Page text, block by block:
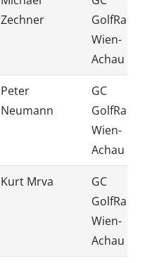
Zechner
GolfRange
Wien-
Achau
Peter
Neumann
GC
GolfRange
Wien-
Achau
Kurt Mrva
GC
GolfRange
Wien-
Achau